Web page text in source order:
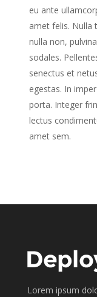
eu ante
amet felis. Nulla
nulla non,
sodales.
senectus et
egestas. In
porta. Integer
lectus
amet sem.
Lorem ipsum